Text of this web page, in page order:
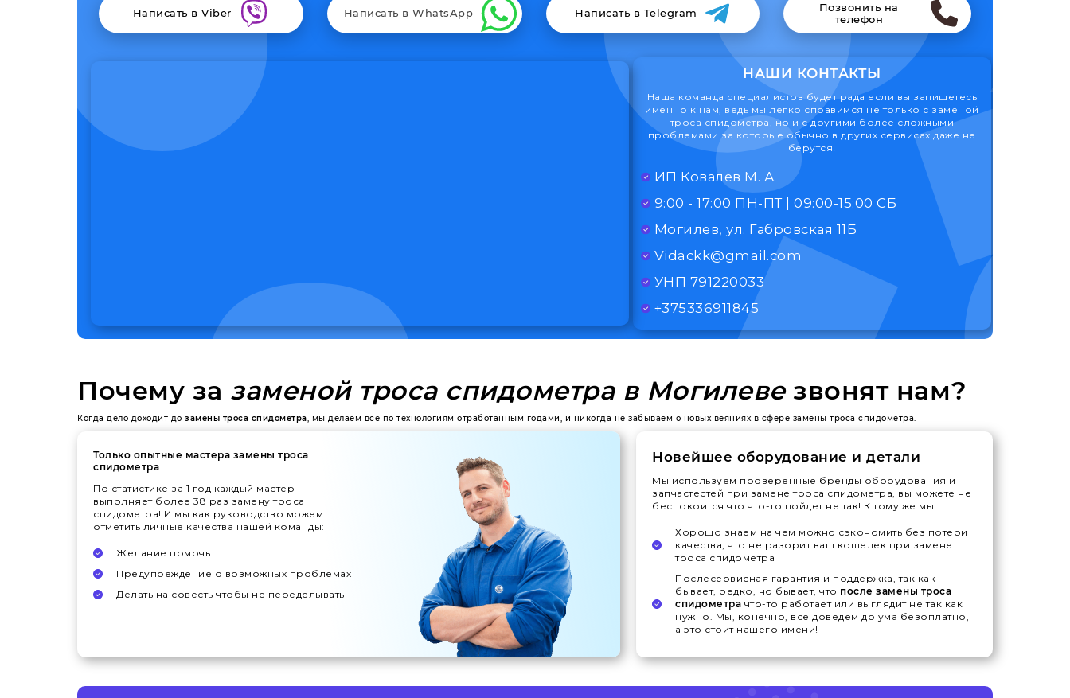
Написать в Viber Написать в WhatsApp Написать в Telegram
Позвонить на
телефон
НАШИ КОНТАКТЫ
Наша команда специалистов будет рада если вы запишетесь
именно к нам, ведь мы легко справимся не только с заменой
троса спидометра, но и с другими более сложными
проблемами за которые обычно в других сервисах даже не
берутся!
ИП Ковалев М. А.
9:00 - 17:00 ПН-ПТ | 09:00-15:00 СБ
Могилев, ул. Габровская 11Б
Vidackk@gmail.com
УНП 791220033
+375336911845
Почему за заменой троса спидометра в Могилевезвонят нам?
Когда дело доходит до замены троса спидометра, мы делаем все по технологиям отработанным годами, и никогда не забываем о новых веяниях в сфере замены троса спидометра.
Только опытные мастера замены троса
спидометра
По статистике за 1 год каждый мастер
выполняет более 38 раз замену троса
спидометра! И мы как руководство можем
отметить личные качества нашей команды:
Желание помочь
Предупреждение о возможных проблемах
Делать на совесть чтобы не переделывать
Новейшее оборудование и детали
Мы используем проверенные бренды оборудования и
запчастестей при замене троса спидометра, вы можете не
беспокоится что что-то пойдет не так! К тому же мы:
Хорошо знаем на чем можно сэкономить без потери
качества, что не разорит ваш кошелек при замене
троса спидометра
Послесервисная гарантия и поддержка, так как
бывает, редко, но бывает, что после замены троса
спидометра что-то работает или выглядит не так как
нужно. Мы, конечно, все доведем до ума безоплатно,
а это стоит нашего имени!